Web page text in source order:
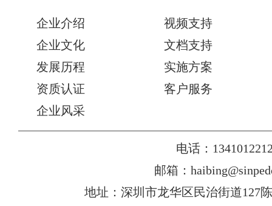
企业介绍
企业文化
发展历程
资质认证
企业风采
视频支持
文档支持
实施方案
客户服务
电话：
邮箱：
地址：深圳市龙华区民治街道127